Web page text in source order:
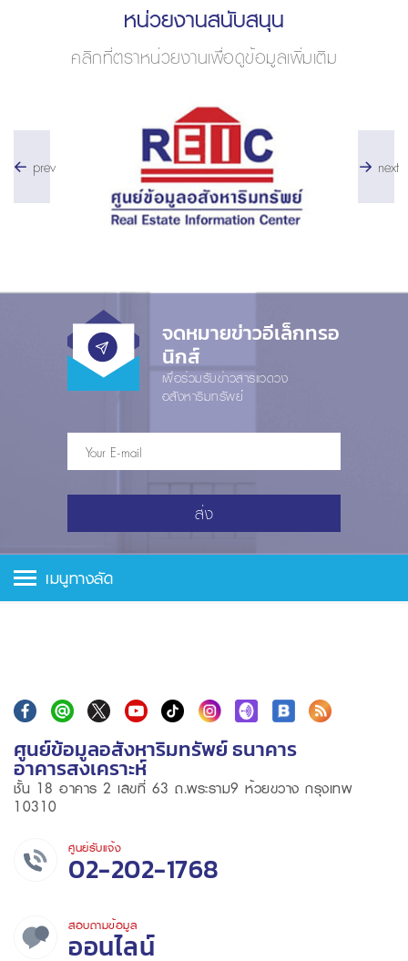
หน่วยงานสนับสนุน
คลิกที่ตราหน่วยงานเพื่อดูข้อมูลเพิ่มเติม
prev next
จดหมายข่าวอีเล็กทรอ
นิกส์
เพื่อร่วมรับข่าวสารแวดวง
อสังหาริมทรัพย์
ส่ง
เมนูทางลัด
ศูนย์ข้อมูลอสังหาริมทรัพย์ ธนาคาร
อาคารสงเคราะห์
ชั้น 18 อาคาร 2 เลขที่ 63 ถ.พระราม9 ห้วยขวาง กรุงเทพ
10310
ศูนย์รับแจ้ง
02-202-1768
สอบถามข้อมูล
ออนไลน์